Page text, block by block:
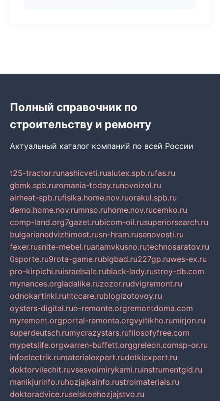
Полный справочник по
строительству и ремонту
Актуальный каталог компаний по всей России
t25-tractor.runashicveti.rualutex.spb.rufas.ru
gbmk.spb.ruromania-today.runovoizol.ru
airheat-spb.rufisika.home.nov.ruorakul.spb.ru
demo.home.nov.rumnso.ruhome.nov.rucemko.ru
comp-land.org7gazet.rubicom-oil.rusuperiorsearch.ru
bulgarianedvizhimost.rusn-hram.rusenovosti.ru
fexer.rusnite-mebel.ruanamvkusno.rutechnosaratov.ru
0sporte.ru9rota-game.rubigbad.ru227gp.ruwes-ex.ru
pro-kirpichi.ruisraelsale.rublack-lady.rustroy-db.com
mynances.orgladalike.ruzozor.rudvigremont.ru
odnokartinki.ruhtccare.rublogizotovoy.ru
oysters-digital.ruo-remonte.orgremontdoma.com
myremont.orgportal-remonta.orgvyitikho.rumirjon.ru
superdeutsch.rumycrazystars.rufilosofyfree.com
mypetslife.orgwarren-buffett.orggreleon.comsp-or.ru
infoelectrik.rumaterialexpert.rudetkiexpert.ru
doktorvilechit.ruvsesvoimirykami.ruinstrumentgid.ru
manikjurinfo.ruhozjajkainfo.rustroimaterials.ru
doktoradvice.ruselskoehozjajstvo.ru